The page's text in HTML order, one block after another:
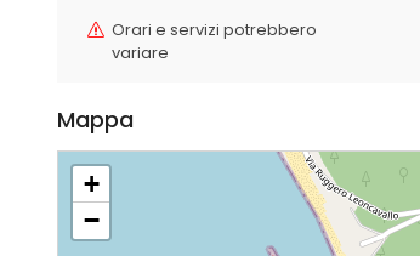
Orari e servizi potrebbero
variare
Mappa
+
−